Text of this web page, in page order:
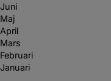
Juni
Maj
April
Mars
Februari
Januari